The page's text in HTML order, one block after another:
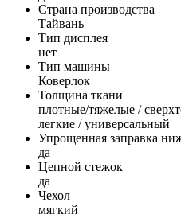
Страна производства
Тайвань
Тип дисплея
нет
Тип машины
Коверлок
Толщина ткани
плотные/тяжелые /
легкие / универсальный
Упрощенная заправка
да
Цепной стежок
да
Чехол
мягкий